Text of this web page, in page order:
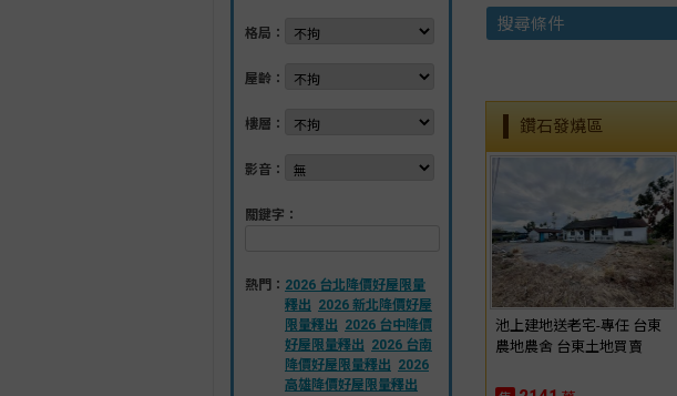
格局：
屋齡：
樓層：
影音：
關鍵字：
熱門： 2026 台北降價好屋限量
釋出 2026 新北降價好屋
限量釋出 2026 台中降價
好屋限量釋出 2026 台南
降價好屋限量釋出 2026
高雄降價好屋限量釋出
搜尋條件
鑽石發燒區
池上建地送老宅-專任 台東
農地農舍 台東土地買賣